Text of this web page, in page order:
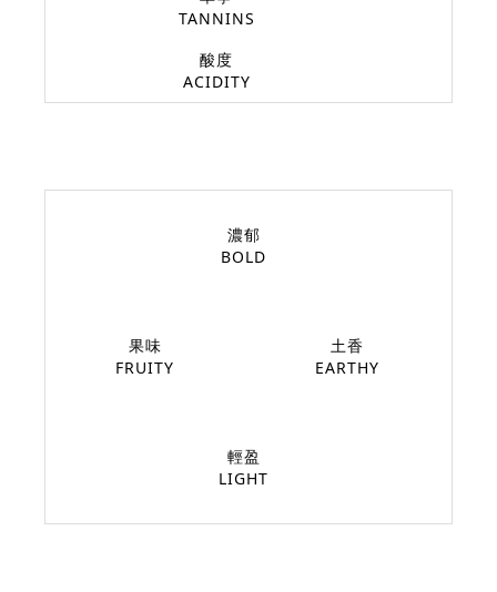
TANNINS
酸度
ACIDITY
濃郁
BOLD
果味
FRUITY
土香
EARTHY
輕盈
LIGHT